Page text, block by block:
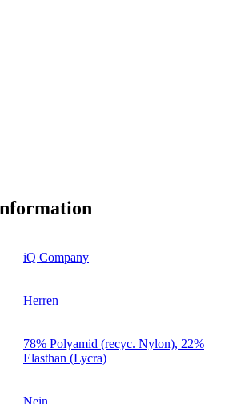
iQ Company
Herren
78% Polyamid (recyc. Nylon), 22%
Elasthan (Lycra)
Nein